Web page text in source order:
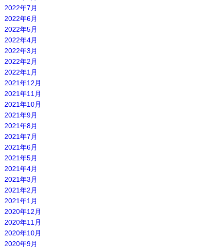
2022年7月
2022年6月
2022年5月
2022年4月
2022年3月
2022年2月
2022年1月
2021年12月
2021年11月
2021年10月
2021年9月
2021年8月
2021年7月
2021年6月
2021年5月
2021年4月
2021年3月
2021年2月
2021年1月
2020年12月
2020年11月
2020年10月
2020年9月